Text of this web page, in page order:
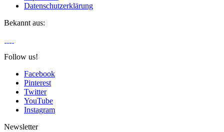
Datenschutzerklärung
Bekannt aus:
Follow us!
Facebook
Pinterest
Twitter
YouTube
Instagram
Newsletter